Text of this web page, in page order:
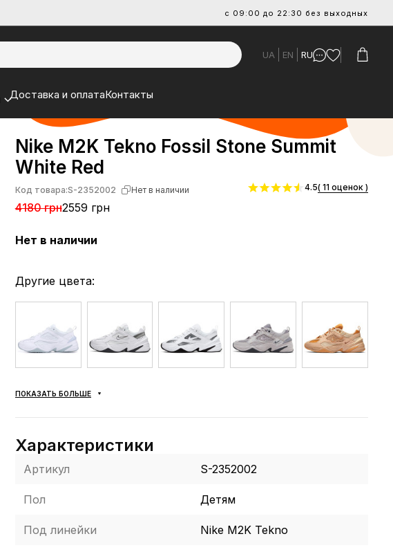
с 09:00 до 22:30 без выходных
UA EN RU
Доставка и оплатаКонтакты
Nike M2K Tekno Fossil Stone Summit
White Red
Код товара:S-2352002 Нет в наличии
4180 грн2559 грн
4.5( 11 оценок )
Нет в наличии
Другие цвета:
ПОКАЗАТЬ БОЛЬШЕ
Характеристики
Артикул S-2352002
Пол Детям
Под линейки Nike M2K Tekno